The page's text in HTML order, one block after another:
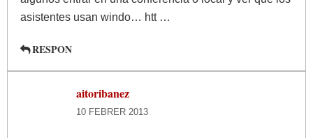
asistentes usan windo… htt …
RESPON
aitoribanez
10 FEBRER 2013